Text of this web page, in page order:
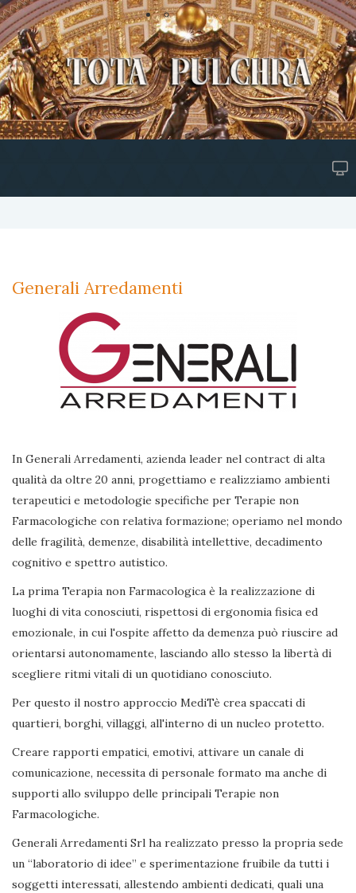
Generali Arredamenti
In Generali Arredamenti, azienda leader nel contract di alta
qualità da oltre 20 anni, progettiamo e realizziamo ambienti
terapeutici e metodologie specifiche per Terapie non
Farmacologiche con relativa formazione; operiamo nel mondo
delle fragilità, demenze, disabilità intellettive, decadimento
cognitivo e spettro autistico.
La prima Terapia non Farmacologica è la realizzazione di
luoghi di vita conosciuti, rispettosi di ergonomia fisica ed
emozionale, in cui l'ospite affetto da demenza può riuscire ad
orientarsi autonomamente, lasciando allo stesso la libertà di
scegliere ritmi vitali di un quotidiano conosciuto.
Per questo il nostro approccio MediTè crea spaccati di
quartieri, borghi, villaggi, all'interno di un nucleo protetto.
Creare rapporti empatici, emotivi, attivare un canale di
comunicazione, necessita di personale formato ma anche di
supporti allo sviluppo delle principali Terapie non
Farmacologiche.
Generali Arredamenti Srl ha realizzato presso la propria sede
un “laboratorio di idee” e sperimentazione fruibile da tutti i
soggetti interessati, allestendo ambienti dedicati, quali una